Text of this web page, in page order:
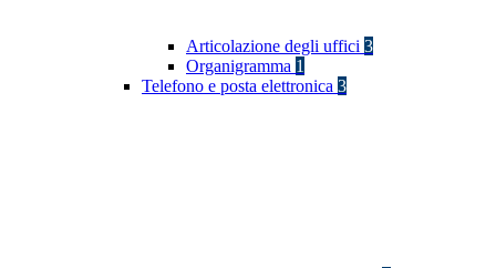
Articolazione degli uffici 3
Organigramma 1
Telefono e posta elettronica 3